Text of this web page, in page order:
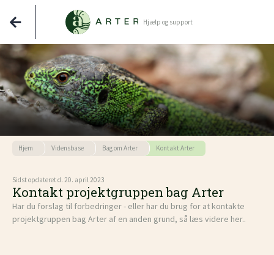
Hjælp og support
Hjem Vidensbase Bag om Arter Kontakt Arter
Sidst opdateret d. 20. april 2023
Kontakt projektgruppen bag Arter
Har du forslag til forbedringer - eller har du brug for at kontakte
projektgruppen bag Arter af en anden grund, så læs videre her..